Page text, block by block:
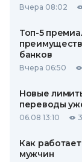
Вчера 08:02
Топ-5
банков
Вчера 06:50
Новые
переводы
06.08 13:10
Как
мужчин